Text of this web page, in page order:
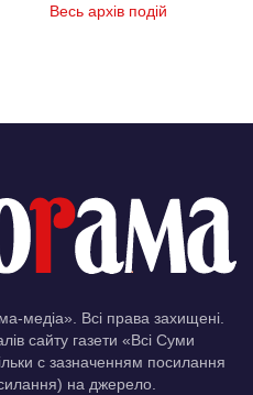
Весь архів подій
медіа». Всі права захищені.
сайту газети «Всі Суми
c зазначенням посилання
на джерело.